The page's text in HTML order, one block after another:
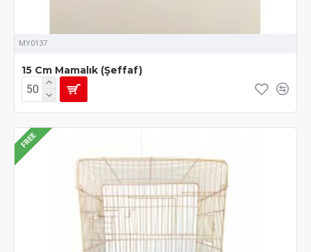
MY0137
15 Cm Mamalık (Şeffaf)
FREE